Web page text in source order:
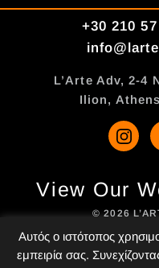
+30 210
L’Arte Adv, 2-4
Ilion,
View Our
© 2026
PRIVACY
Αυτός ο ιστότοπος
εμπειρία σας.